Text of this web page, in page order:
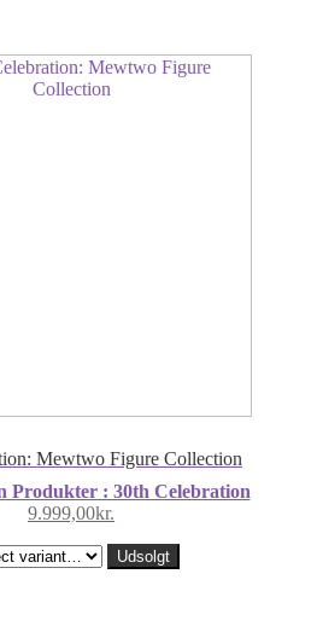
Mewtwo Figure Collection
Produkter : 30th Celebration
9.999,00kr.
Udsolgt